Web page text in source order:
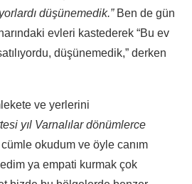
düşünemedik.”Ben de gün
evleri kastederek “Bu ev
düşünemedik,” derken
ve yerlerini
yıl Varnalılar dönümlerce
okudum ve öyle canım
ya empati kurmak çok